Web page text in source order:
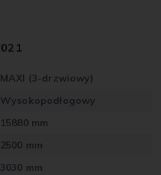
021
MAXI (3-drzwiowy)
Wysokopodłogowy
15880 mm
2500 mm
3030 mm